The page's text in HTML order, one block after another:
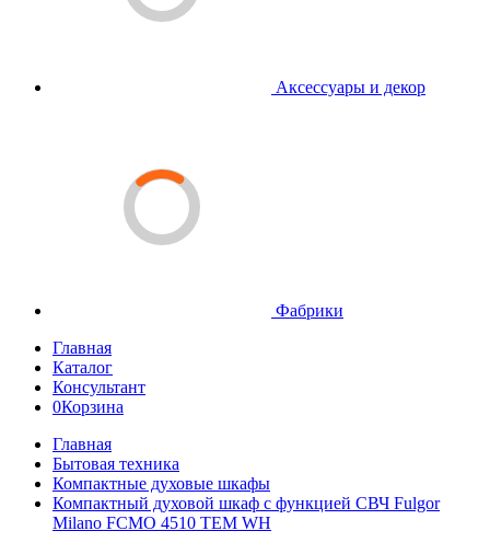
Аксессуары и декор
Фабрики
Главная
Каталог
Консультант
0Корзина
Главная
Бытовая техника
Компактные духовые шкафы
Компактный духовой шкаф с функцией СВЧ Fulgor
Milano FCMO 4510 TEM WH